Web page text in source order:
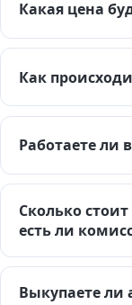
Какая цена
Как
Работаете ли
Сколько
есть ли
Выкупаете ли